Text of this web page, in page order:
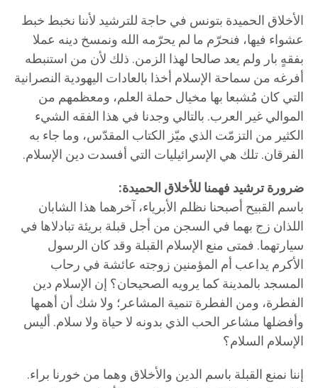
الأخلاق الحميدة بتونس في حاجة للترشيد لأننا نخبط خبط
عشواء فيها، فنحرّم ما لم يحرّمه الله ونمسخ دينه عملا
بفقهٍ بار ولم يعد صالحا لهذا الزمن. ذلك لأن من استنبطه
أفرغه من سماحة الإسلام أخذا بالعادات اليهودية النصرانية
التي كان مُشبعا بها مخيال حملة العلم، ومعظمهم من
الموالي غير العرب. بالتالي وجدنا في هذا الفقه الشيء
الكثير من التزمّت الذي ميّز الكتاب المقدّس، وما جاء به
الفرقان. تلك هي الإسرائيليات التي أفسدت دين الإسلام.
ضرورة ترشيد فهمنا للأخلاق الحميدة:
باسم القبيح أصبحنا نظلم الأبرياء، آخرهما هذا الشابان
اللذان زج بهما في السجن من أجل قبلة بريئة تبادلاها في
سيارتهما. فمتى منع الإسلام القبلة وقد كان الرسول
الأكرم يداعب أم المؤمنين زوجته عائشة في رحاب
المسجد بالمدينة كما يرويه الصحيحان؟ إن الإسلام دين
الفطرة، ومن الفطرة تنمية المشاعر؛ ولا شك أن أهمها
وأفضلها مشاعر الحب الذي بدونه لا حياة ولا سلام. أليس
الإسلام السلام؟
إننا نمنع القبلة باسم الدين والأخلاق وهما من خورنا براء.